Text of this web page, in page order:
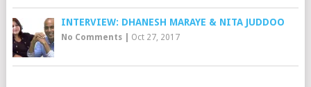
INTERVIEW: DHANESH MARAYE & NITA JUDDOO
No Comments| Oct 27, 2017